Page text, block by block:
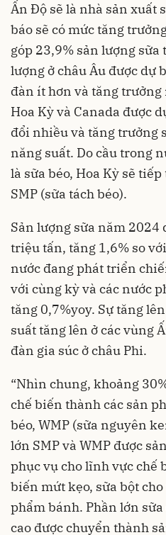
Ấn Độ sẽ là nhà sản xuất
báo sẽ có mức tăng
góp 23,9% sản lượng
lượng ởchâu Âu được dự
đàn ít hơn và tăng trưởng
Hoa Kỳ và Canada được
đổi nhiều và tăng trưởng
năng suất. Do cầu trong
là sữa béo, Hoa Kỳ sẽ
SMP (sữa tách béo).
Sản lượng sữa năm 2024
triệu tấn, tăng 1,6% so
nước đang phát triển
với cùng kỳ và các nước
tăng 0,7%yoy. Sự tăng
suất tăng lên ở các vùng
đàn gia súc ở châu Phi.
“Nhìn chung, khoảng
chế biến thành các sản
béo, WMP (sữa nguyên
lớn SMP và WMP được
phục vụ cho lĩnh vực chế
biến mứt kẹo, sữa bột
phẩm bánh. Phần lớn
cao được chuyển thành